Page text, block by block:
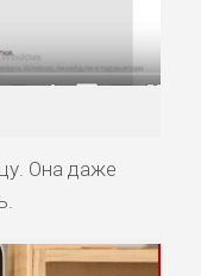
Она даже